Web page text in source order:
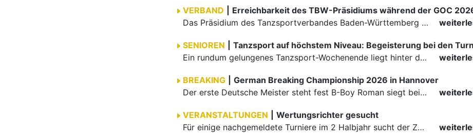
VERBAND
Erreichbarkeit des TBW-Präsidiums während der GOC
Das Präsidium des Tanzsportverbandes Baden-Württemberg (TBW) ist in der Zeit vom 09.08.2026 bis einschließlich 16.08.2026 nicht erreichbar. Da alle Präsidiumsmitglieder vor Ort bei den German Open…
SENIOREN
Ein rundum gelungenes Tanzsport-Wochenende liegt hinter den Paaren und Organisatoren in Enzklösterle. Am 1. und 2. August 2026 verwandelte sich die Festhalle wieder in einen lebendigen Mittelpunkt des…
BREAKING
German Breaking Championship 2026 in Hannover
Der erste Deutsche Meister steht fest B-Boy Roman siegt bei den Juniors
VERANSTALTUNGEN
Wertungsrichter gesucht
Für einige nachgemeldete Turniere im 2 Halbjahr sucht der ZWE noch Wertungsrichter.